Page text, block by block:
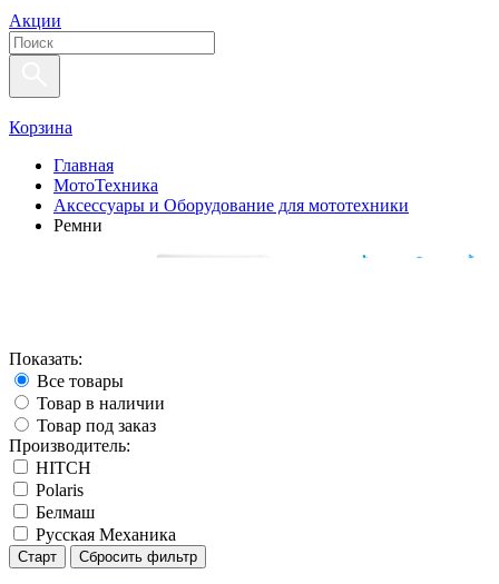
Акции
Корзина
Главная
МотоТехника
Аксессуары и Оборудование для мототехники
Ремни
Показать:
Все товары
Товар в наличии
Товар под заказ
Производитель:
HITCH
Polaris
Белмаш
Русская Механика
Старт Сбросить фильтр